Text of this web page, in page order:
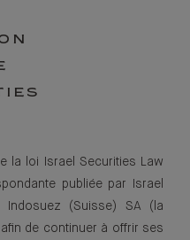
la loi Israel Securities Law
publiée par Israel
Indosuez (Suisse) SA (la
de continuer à offrir ses